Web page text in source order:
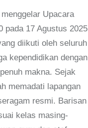
Upacara
pada 17 Agustus 2025
diikuti oleh seluruh
kependidikan dengan
makna. Sejak
memadati lapangan
resmi. Barisan
kelas masing-